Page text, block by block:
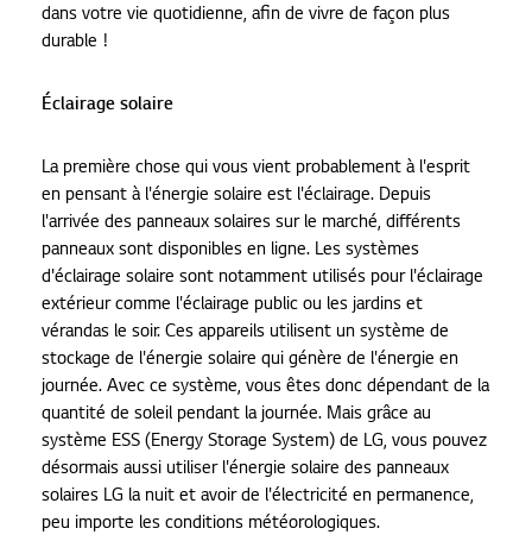
dans votre vie quotidienne, afin de vivre de façon plus
durable !
Éclairage solaire
La première chose qui vous vient probablement à l'esprit
en pensant à l'énergie solaire est l'éclairage. Depuis
l'arrivée des panneaux solaires sur le marché, différents
panneaux sont disponibles en ligne. Les systèmes
d'éclairage solaire sont notamment utilisés pour l'éclairage
extérieur comme l'éclairage public ou les jardins et
vérandas le soir. Ces appareils utilisent un système de
stockage de l'énergie solaire qui génère de l'énergie en
journée. Avec ce système, vous êtes donc dépendant de la
quantité de soleil pendant la journée. Mais grâce au
système ESS (Energy Storage System) de LG, vous pouvez
désormais aussi utiliser l'énergie solaire des panneaux
solaires LG la nuit et avoir de l'électricité en permanence,
peu importe les conditions météorologiques.